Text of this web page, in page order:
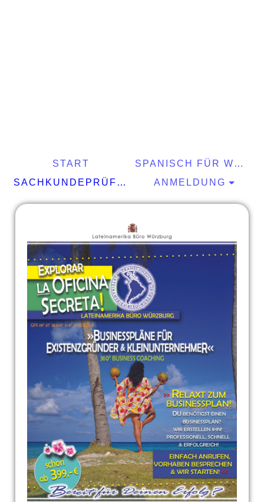
START
SPANISCH FÜR WELTENTDECKER
SACHKUNDEPRÜFUNG §34A GEWO
ANMELDUNG